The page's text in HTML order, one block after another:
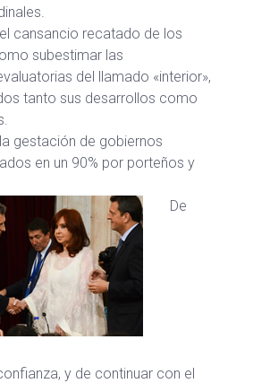
cansancio recatado de los
subestimar las
del llamado «interior»,
tanto sus desarrollos como
gestación de gobiernos
en un 90% por porteños y
De
y de continuar con el